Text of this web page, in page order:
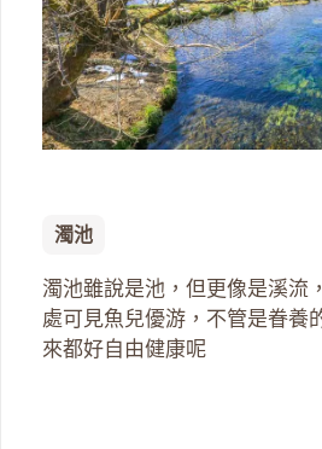
濁池
濁池雖說是池，但更像是溪流
處可見魚兒優游，不管是眷養
來都好自由健康呢